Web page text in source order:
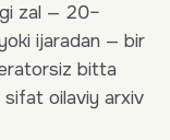
zal — 20–
ijaradan — bir
bitta
sifat oilaviy arxiv